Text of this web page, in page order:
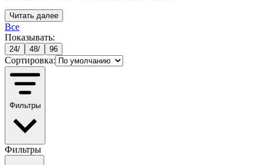
Читать далее
Все
Показывать:
24/ 48/ 96
Сортировка:
Фильтры
Фильтры